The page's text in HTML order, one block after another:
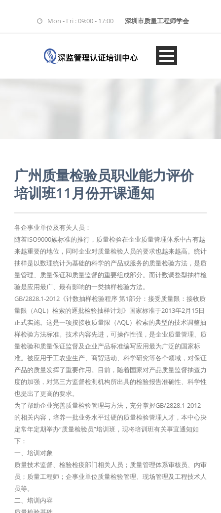
Mon - Fri : 09:00 - 17:00 深圳市质量工程师学会
广州质量检验员职业能力评价
培训班11月份开课通知
各企事业单位及有关人员：
随着ISO9000族标准的推行，质量检验在企业质量管理体系中占有越
来越重要的地位，同时企业对质量检验人员的要求也越来越高。统计
抽样是以数理统计为基础的科学的产品或服务的质量检验方法，是质
量管理、质量保证和质量监督的重要组成部分。而计数调整型抽样检
验是应用最广、最有影响的一类抽样检验方法。
GB/2828.1-2012《计数抽样检验程序 第1部分：接受质量限：接收质
量限（AQL）检索的逐批检验抽样计划》国家标准于2013年2月15日
正式实施。这是一项按接收质量限（AQL）检索的典型的技术调整抽
样检验方法标准。技术内容先进，可操作性强，是企业质量管理、质
量检验和质量保证监督及企业产品标准编写应用最为广泛的国家标
准。被应用于工农业生产、商贸活动、科学研究等各个领域，对保证
产品的质量发挥了重要作用。目前，随着国家对产品质量监督抽查力
度的加强，对第三方监督检测机构所出具的检验报告准确性、科学性
也提出了更高的要求。
为了帮助企业完善质量检验管理与方法，充分掌握GB/2828.1-2012
的相关内容，培养一批业务水平过硬的质量检验管理人才，本中心决
定常年定期举办“质量检验员”培训班，现将培训班有关事宜通知如
下：
一、培训对象
质量技术监督、检验检疫部门相关人员；质量管理体系审核员、内审
员；质量工程师；企事业单位质量检验管理、现场管理及工程技术人
员等。
二、培训内容